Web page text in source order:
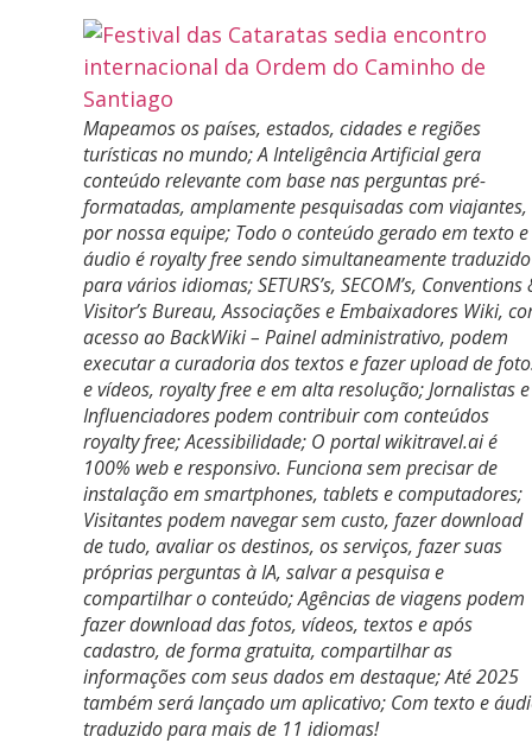
Mapeamos os países, estados, cidades e regiões
turísticas no mundo; A Inteligência Artificial gera
conteúdo relevante com base nas perguntas pré-
formatadas, amplamente pesquisadas com viajantes,
por nossa equipe; Todo o conteúdo gerado em texto e
áudio é royalty free sendo simultaneamente traduzido
para vários idiomas; SETURS’s, SECOM’s, Conventions
Visitor’s Bureau, Associações e Embaixadores Wiki,
acesso ao BackWiki – Painel administrativo, podem
executar a curadoria dos textos e fazer upload de
e vídeos, royalty free e em alta resolução; Jornalistas e
Influenciadores podem contribuir com conteúdos
royalty free; Acessibilidade; O portal wikitravel.ai é
100% web e responsivo. Funciona sem precisar de
instalação em smartphones, tablets e computadores;
Visitantes podem navegar sem custo, fazer download
de tudo, avaliar os destinos, os serviços, fazer suas
próprias perguntas à IA, salvar a pesquisa e
compartilhar o conteúdo; Agências de viagens podem
fazer download das fotos, vídeos, textos e após
cadastro, de forma gratuita, compartilhar as
informações com seus dados em destaque; Até 2025
também será lançado um aplicativo; Com texto e
traduzido para mais de 11 idiomas!